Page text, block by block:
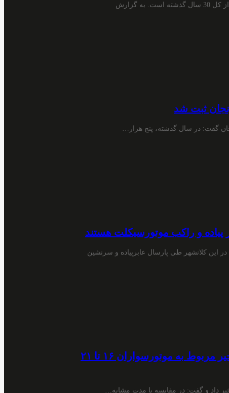
تعداد موتورسیکلت‌های فروخته شده در ترکیه در 3 سال گذشته بیشتر از کل 30 سال گذشته است. به گزارش
گفت: در سال گذشته، پنج هزار…
حوادث رانندگی در این کلانشهر طی پارسال عابرپیاده و سرنشین
رئیس پلیس استان گلستان: بیشترین فوتی‌های اخیر مربوط به موتورسواران ۱۶ تا ۲۱
داد و گفت: در مقایسه با مدت مشابه…